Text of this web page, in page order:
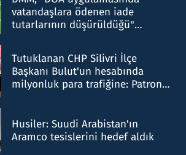
vatandaşlara ödenen iade
tutarlarının düşürüldüğü"
Tutuklanan CHP Silivri İlçe
Başkanı Bulut'un hesabında
milyonluk para trafiğine: Patron
Husiler: Suudi Arabistan'ın
Aramco tesislerini hedef aldık